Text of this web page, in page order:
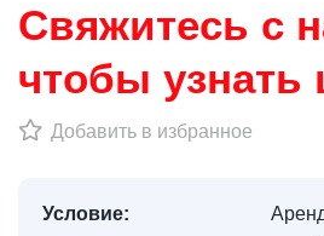
Свяжитесь с
чтобы узнать
Добавить в избранное
Условие: